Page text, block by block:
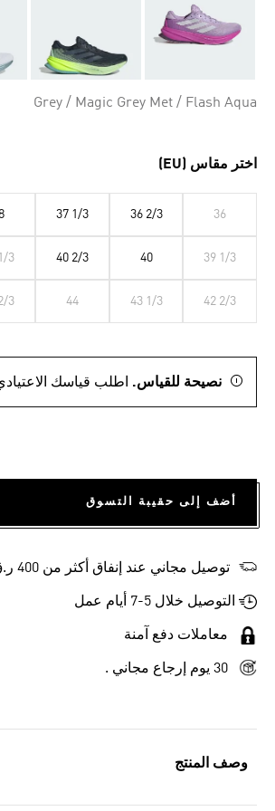
وصف المنتج
Grey / Magic Grey Met / Flash Aqua
اختر مقاس (EU)
36
36 2/3
37 1/3
39 1/3
40
40 2/3
3
42 2/3
43 1/3
44
3
نصيحة للقياس. اطلب قياسك
أضف إلى حقيبة التسوق
توصيل مجاني عند إنفاق أكثر من 400 ر.ق
التوصيل خلال 5-7 أيام عمل
معاملات دفع آمنة